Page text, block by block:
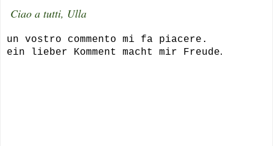
Ciao a tutti, Ulla
un vostro commento mi fa piacere.
ein lieber Komment macht mir Freude.